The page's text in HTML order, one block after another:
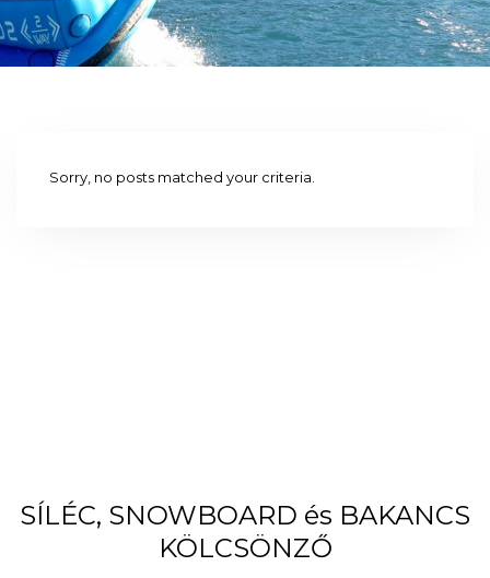
Sorry, no posts matched your criteria.
SÍLÉC, SNOWBOARD és BAKANCS
KÖLCSÖNZŐ